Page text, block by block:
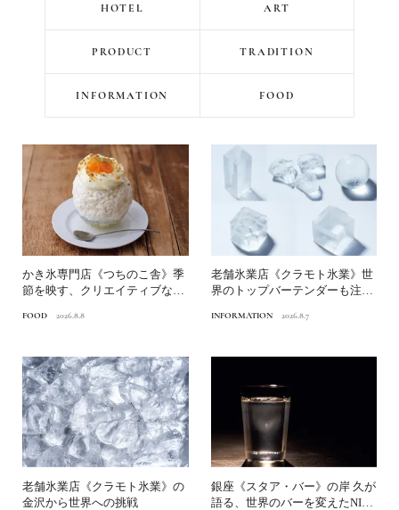
HOTEL ART
PRODUCT TRADITION
INFORMATION FOOD
かき氷専門店《つちのこ舎》季
節を映す、クリエイティブなか
FOOD 2026.8.8
老舗氷業店《クラモト氷業》世
界のトップバーテンダーも注目
INFORMATION 2026.8.7
老舗氷業店《クラモト氷業》の
金沢から世界への挑戦
銀座《スタア・バー》の岸 久が
語る、世界のバーを変えたNINJ